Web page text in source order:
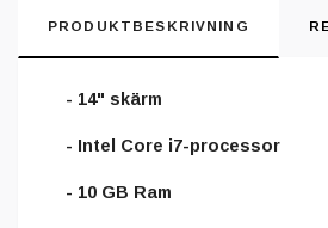
PRODUKTBESKRIVNING
- 14" skärm
- Intel Core i7-processor
- 10 GB Ram